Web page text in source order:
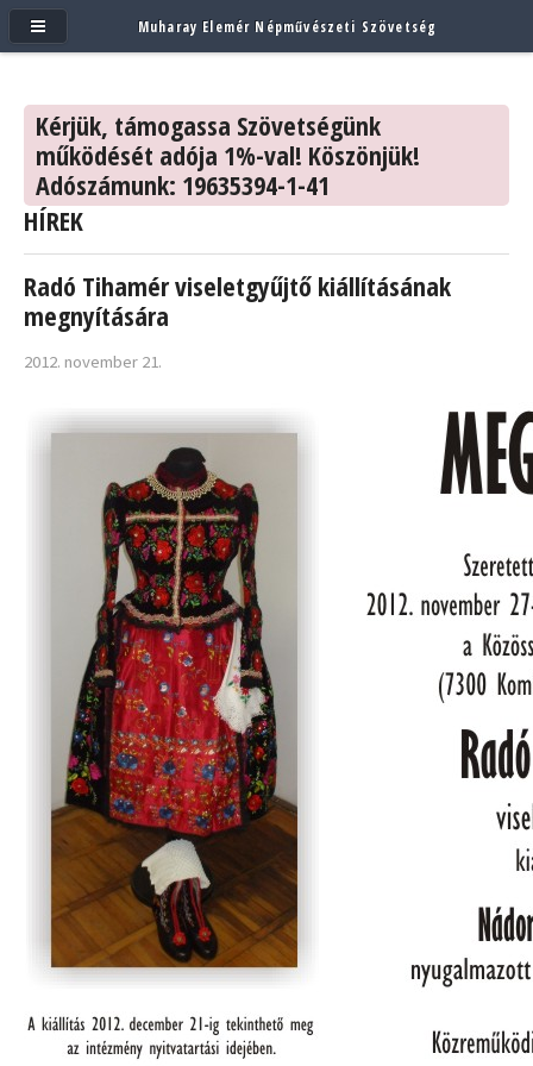
Kérjük, támogassa Szövetségünk
működését adója 1%-val! Köszönjük!
Adószámunk: 19635394-1-41
HÍREK
Radó Tihamér viseletgyűjtő kiállításának
megnyítására
2012. november 21.
Muharay Elemér Népművészeti Szövetség